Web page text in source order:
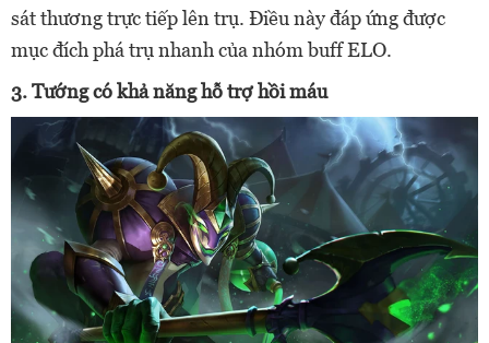
sát thương trực tiếp lên trụ. Điều này đáp ứng được
mục đích phá trụ nhanh của nhóm buff ELO.
3. Tướng có khả năng hỗ trợ hồi máu